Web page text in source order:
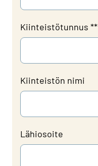
Kiinteistötunnus **
Kiinteistön nimi
Lähiosoite